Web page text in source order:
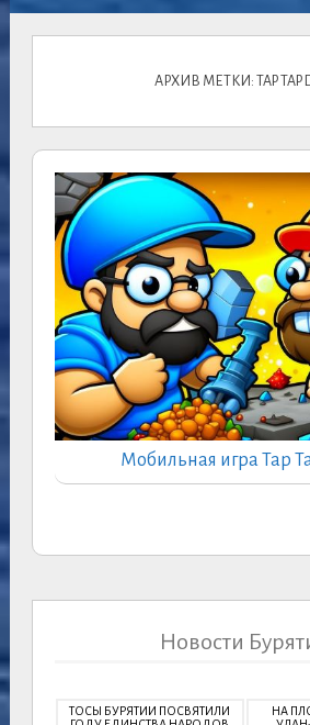
АРХИВ МЕТКИ: TAP TAP
Мобильная игра Tap
Новости
ТОСЫ БУРЯТИИ ПОСВЯТИЛИ
НА